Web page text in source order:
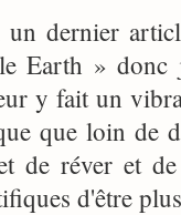
dernier
Earth » donc
y fait un
que loin de
de réver et
d'être